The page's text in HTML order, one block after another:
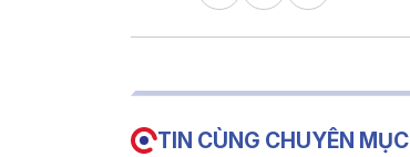
TIN CÙNG CHUYÊN MỤC